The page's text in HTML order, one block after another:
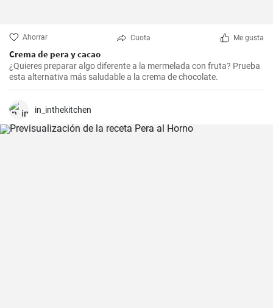
Ahorrar Cuota Me gusta
Crema de pera y cacao
¿Quieres preparar algo diferente a la mermelada con fruta? Prueba
esta alternativa más saludable a la crema de chocolate.
in_inthekitchen